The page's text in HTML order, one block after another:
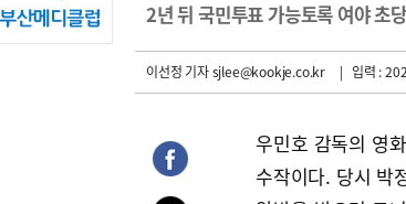
2년 뒤 국민투표 가능토록 여야 초
이선정 기자sjlee@kookje.co.kr | 입력 :
우민호 감독의 영
수작이다. 당시 박